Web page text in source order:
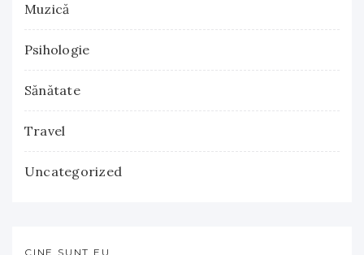
Muzică
Psihologie
Sănătate
Travel
Uncategorized
CINE SUNT EU